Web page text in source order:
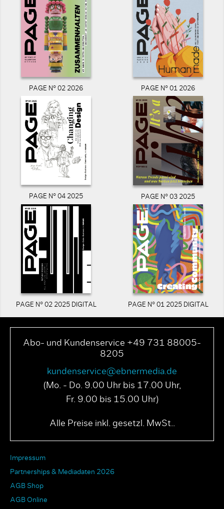
PAGE N° 02 2026 PAGE N° 01 2026
PAGE N° 04 2025 PAGE N° 03 2025
PAGE N° 02 2025 DIGITAL PAGE N° 01 2025 DIGITAL
Abo- und Kundenservice +49 731 88005-
8205
kundenservice@ebnermedia.de
(Mo. - Do. 9.00 Uhr bis 17.00 Uhr,
Fr. 9.00 bis 15.00 Uhr)
Alle Preise inkl. gesetzl. MwSt..
Impressum
Partnerships & Mediadaten 2026
AGB Shop
AGB Online